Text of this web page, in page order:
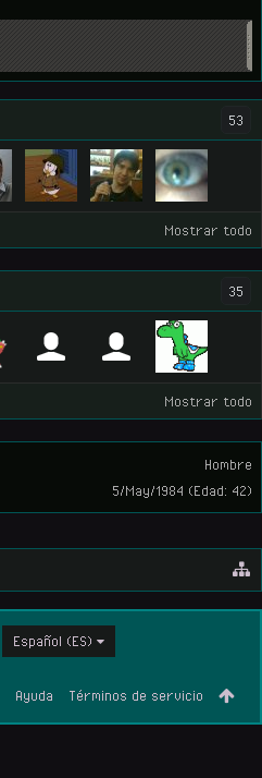
53
Mostrar todo
35
Mostrar todo
Hombre
5/May/1984 (Edad: 42)
Español (ES)
Ayuda Términos de servicio